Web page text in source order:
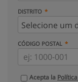
DISTRITO
CÓDIGO POSTAL
Acepta la